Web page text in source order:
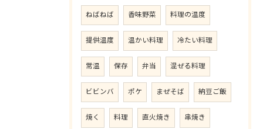
ねばねば 香味野菜 料理の温度
提供温度 温かい料理 冷たい料理
常温 保存 弁当 混ぜる料理
ビビンバ ポケ まぜそば 納豆ご飯
焼く 料理 直火焼き 串焼き